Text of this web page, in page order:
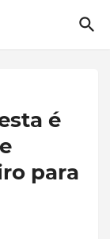
é
para